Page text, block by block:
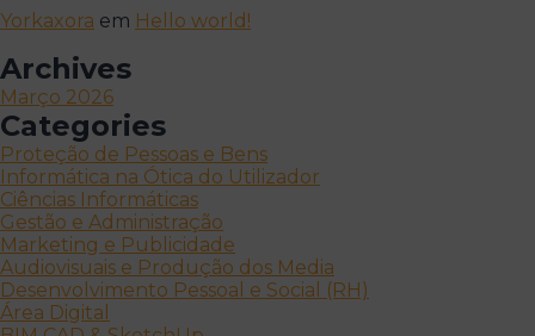
Yorkaxora em Hello world!
Archives
Março 2026
Categories
Proteção de Pessoas e Bens
Informática na Ótica do Utilizador
Ciências Informáticas
Gestão e Administração
Marketing e Publicidade
Audiovisuais e Produção dos Media
Desenvolvimento Pessoal e Social (RH)
Área Digital